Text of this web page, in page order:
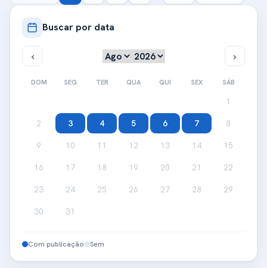
Buscar por data
DOM SEG TER QUA QUI SEX SÁB
1
2 3 4 5 6 7 8
9 10 11 12 13 14 15
16 17 18 19 20 21 22
23 24 25 26 27 28 29
30 31
Com publicação Sem